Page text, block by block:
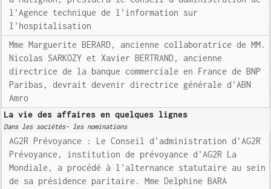
l'Agence technique de l'information sur
l'hospitalisation
Mme Marguerite BERARD, ancienne collaboratrice de MM.
Nicolas SARKOZY et Xavier BERTRAND, ancienne
directrice de la banque commerciale en France de BNP
Paribas, devrait devenir directrice générale d'ABN
Amro
La vie des affaires en quelques lignes
Dans les sociétés- les nominations
AG2R Prévoyance : Le Conseil d'administration d'AG2R
Prévoyance, institution de prévoyance d'AG2R La
Mondiale, a procédé à l'alternance statutaire au sein
de sa présidence paritaire. Mme Delphine BARA